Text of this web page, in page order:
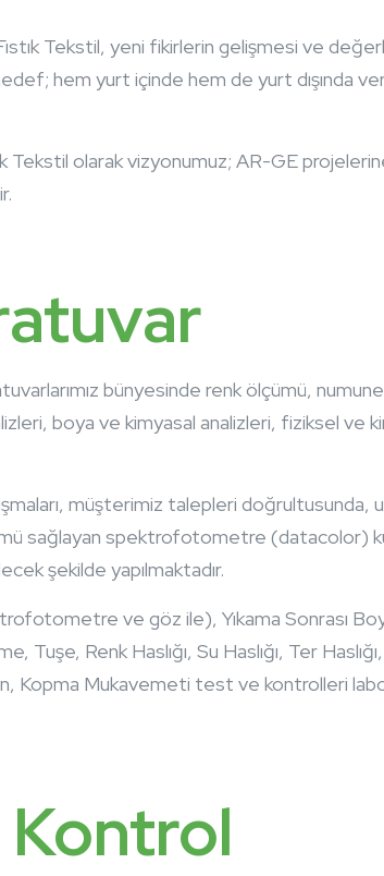
Tekstil, yeni fikirlerin gelişmesi ve
hem yurt içinde hem de yurt dışında
Tekstil olarak vizyonumuz; AR-GE
bünyesinde renk ölçümü, numune
boya ve kimyasal analizleri, fiziksel ve
müşterimiz talepleri doğrultusunda,
sağlayan spektrofotometre (datacolor)
şekilde yapılmaktadır.
ve göz ile), Yıkama Sonrası
Tuşe, Renk Haslığı, Su Haslığı, Ter
Kopma Mukavemeti test ve kontrolleri